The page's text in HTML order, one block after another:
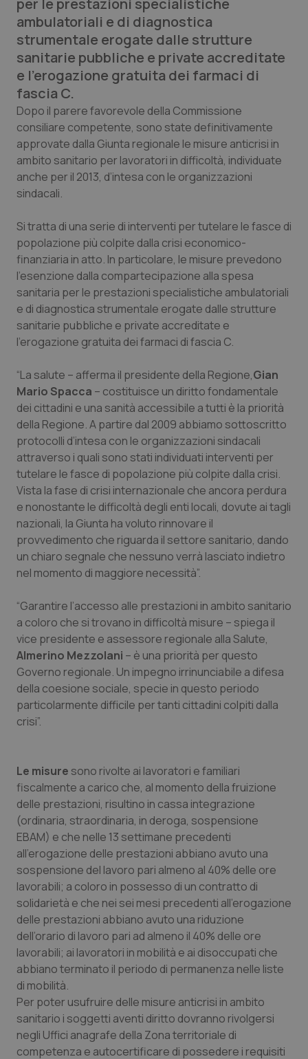
Professionisti Sanitari.AI
Abruzzo
Basilicata
Calabria
Campania
Friuli Venezia Giulia
Lazio
Liguria
Marche
Molise
Piemonte
Provincia Autonoma di Bolzano
Provincia Autonoma di Trento
Puglia
Sardegna
Sicilia
Toscana
Umbria
Veneto
QS Pro Gold
Artrite & artrosi
Asma & BPCO
Car-T
Dermatite Atopica
Diabete & glucometri
Disturbi dell’umore
Donna & Salute
Epatiti
HIV
Infezioni & Febbre
Ipertensione & Scompenso
Malattie rare
Malattia di Crohn & Rettocolite Ulcerosa
Neuroscienze & patologie neurodegenerative
Obesità
Oftalmologia
Oncoematologia
Oncologia & Nutrizione
Psoriasi & pelle
Quotidiano Cardiologia
Quotidiano Chirurgia
Quotidiano Oncologia
Quotidiano Pediatria
Rene & patologie urogenitali
QS Club Newsletter
per le prestazioni specialistiche
ambulatoriali e di diagnostica
strumentale erogate dalle strutture
sanitarie pubbliche e private accreditate
e l’erogazione gratuita dei farmaci di
fascia C.
Dopo il parere favorevole della Commissione
consiliare competente, sono state definitivamente
approvate dalla Giunta regionale le misure anticrisi in
ambito sanitario per lavoratori in difficoltà, individuate
anche per il 2013, d’intesa con le organizzazioni
sindacali.
Si tratta di una serie di interventi per tutelare le fasce di
popolazione più colpite dalla crisi economico-
finanziaria in atto. In particolare, le misure prevedono
l’esenzione dalla compartecipazione alla spesa
sanitaria per le prestazioni specialistiche ambulatoriali
e di diagnostica strumentale erogate dalle strutture
sanitarie pubbliche e private accreditate e
l’erogazione gratuita dei farmaci di fascia C.
“La salute – afferma il presidente della Regione,Gian
Mario Spacca – costituisce un diritto fondamentale
dei cittadini e una sanità accessibile a tutti è la priorità
della Regione. A partire dal 2009 abbiamo sottoscritto
protocolli d’intesa con le organizzazioni sindacali
attraverso i quali sono stati individuati interventi per
tutelare le fasce di popolazione più colpite dalla crisi.
Vista la fase di crisi internazionale che ancora perdura
e nonostante le difficoltà degli enti locali, dovute ai tagli
nazionali, la Giunta ha voluto rinnovare il
provvedimento che riguarda il settore sanitario, dando
un chiaro segnale che nessuno verrà lasciato indietro
nel momento di maggiore necessità”.
“Garantire l’accesso alle prestazioni in ambito sanitario
a coloro che si trovano in difficoltà misure – spiega il
vice presidente e assessore regionale alla Salute,
Almerino Mezzolani – è una priorità per questo
Governo regionale. Un impegno irrinunciabile a difesa
della coesione sociale, specie in questo periodo
particolarmente difficile per tanti cittadini colpiti dalla
crisi”.
Le misure sono rivolte ai lavoratori e familiari
fiscalmente a carico che, al momento della fruizione
delle prestazioni, risultino in cassa integrazione
(ordinaria, straordinaria, in deroga, sospensione
EBAM) e che nelle 13 settimane precedenti
all’erogazione delle prestazioni abbiano avuto una
sospensione del lavoro pari almeno al 40% delle ore
lavorabili; a coloro in possesso di un contratto di
solidarietà e che nei sei mesi precedenti all’erogazione
delle prestazioni abbiano avuto una riduzione
dell’orario di lavoro pari ad almeno il 40% delle ore
lavorabili; ai lavoratori in mobilità e ai disoccupati che
abbiano terminato il periodo di permanenza nelle liste
di mobilità.
Per poter usufruire delle misure anticrisi in ambito
sanitario i soggetti aventi diritto dovranno rivolgersi
negli Uffici anagrafe della Zona territoriale di
competenza e autocertificare di possedere i requisiti